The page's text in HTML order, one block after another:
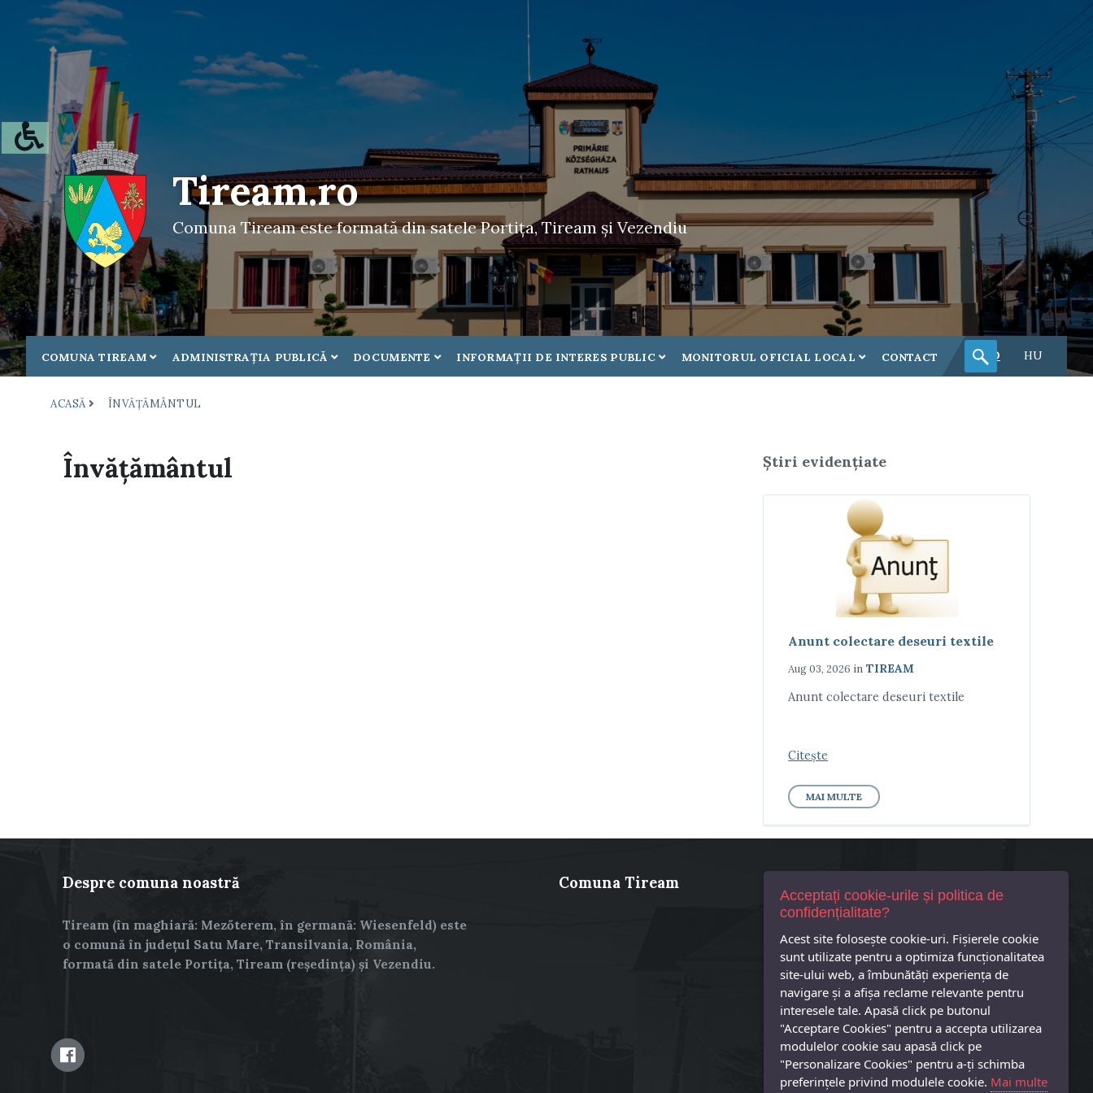
Tiream.ro
Comuna Tiream este formată din satele Portița, Tiream și Vezendiu
COMUNA TIREAM ADMINISTRAŢIA PUBLICĂ DOCUMENTE INFORMAŢII DE INTERES PUBLIC MONITORUL OFICIAL LOCAL CONTACT RO HU
ACASĂ ÎNVĂŢĂMÂNTUL
Învăţământul Știri evidențiate
Anunt colectare deseuri textile
Aug 03, 2026 inTIREAM
Anunt colectare deseuri textile
Citește
MAI MULTE
Despre comuna noastră
Tiream (în maghiară: Mezőterem, în germană: Wiesenfeld) este
o comună în județul Satu Mare, Transilvania, România,
formată din satele Portița, Tiream (reședința) și Vezendiu.
Comuna Tiream
Primaria Comuna Tiream
Tiream, Str. Principala, Nr. 25
Cod postal 447325
Primar – 0261873601
Secretar – 0261873718
primaria@tiream.ro
Acceptați cookie-urile și politica de
confidențialitate?
Acest site foloseşte cookie-uri. Fișierele cookie
sunt utilizate pentru a optimiza funcţionalitatea
site-ului web, a îmbunătăţi experienţa de
navigare şi a afişa reclame relevante pentru
interesele tale. Apasă click pe butonul
"Acceptare Cookies" pentru a accepta utilizarea
modulelor cookie sau apasă click pe
"Personalizare Cookies" pentru a-ţi schimba
preferinţele privind modulele cookie. Mai multe